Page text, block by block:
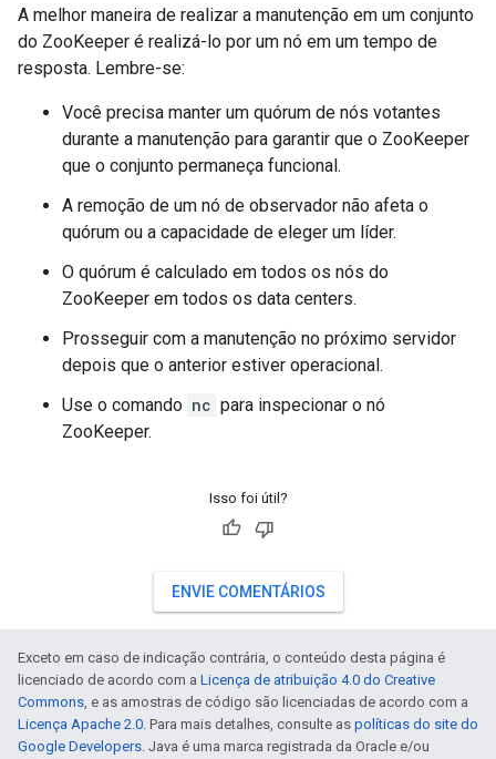
A melhor maneira de realizar a manutenção em um conjunto
do ZooKeeper é realizá-lo por um nó em um tempo de
resposta. Lembre-se:
Você precisa manter um quórum de nós votantes
durante a manutenção para garantir que o ZooKeeper
que o conjunto permaneça funcional.
A remoção de um nó de observador não afeta o
quórum ou a capacidade de eleger um líder.
O quórum é calculado em todos os nós do
ZooKeeper em todos os data centers.
Prosseguir com a manutenção no próximo servidor
depois que o anterior estiver operacional.
Use o comando nc para inspecionar o nó
ZooKeeper.
Isso foi útil?
ENVIE COMENTÁRIOS
Exceto em caso de indicação contrária, o conteúdo desta página é
licenciado de acordo com a Licença de atribuição 4.0 do Creative
Commons, e as amostras de código são licenciadas de acordo com a
Licença Apache 2.0. Para mais detalhes, consulte as políticas do site do
Google Developers. Java é uma marca registrada da Oracle e/ou